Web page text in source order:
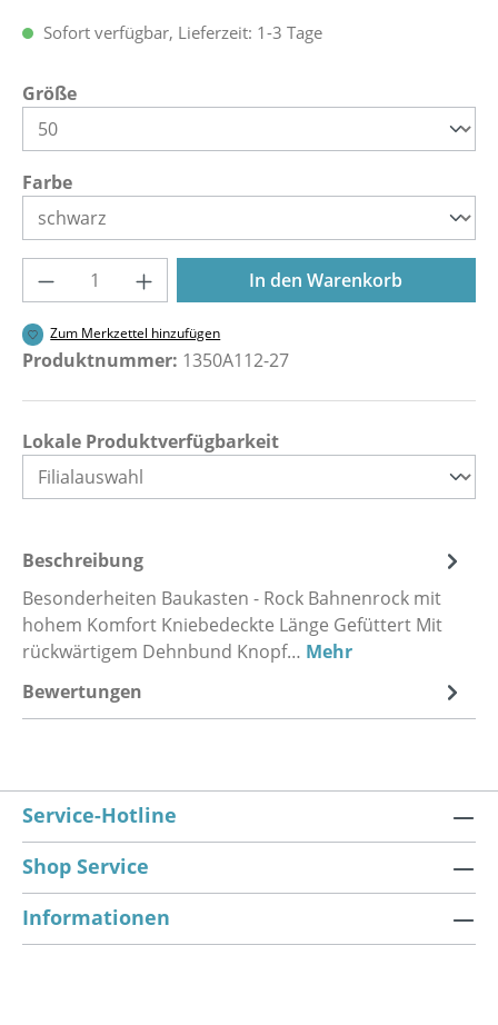
Sofort verfügbar, Lieferzeit: 1-3 Tage
Größeauswählen
Farbeauswählen
Produkt Anzahl: Gib den gewünschten
In den Warenkorb
Zum Merkzettel hinzufügen
Produktnummer: 1350A112-27
Lokale Produktverfügbarkeit
Beschreibung
Besonderheiten Baukasten - Rock Bahnenrock mit
hohem Komfort Kniebedeckte Länge Gefüttert Mit
rückwärtigem Dehnbund Knopf… Mehr
Bewertungen
Service-Hotline
Shop Service
Informationen